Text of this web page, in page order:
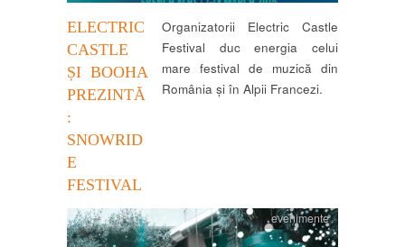
ELECTRIC
CASTLE
ȘI BOOHA
PREZINTĂ
:
SNOWRID
E
FESTIVAL
Organizatorii Electric Castle
Festival duc energia celui
mare festival de muzică din
România și în Alpii Francezi.
evenimente